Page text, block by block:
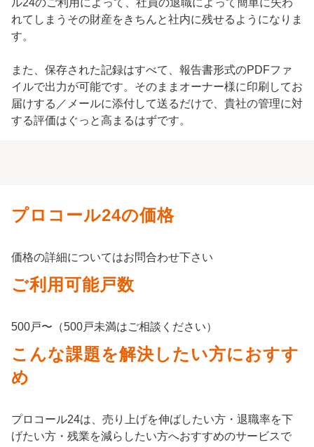
ル24のご利用によって、社員の退職によって簡単に失わ
れてしまうその財産をきちんと社内に残せるようになりま
す。
また、保存された記録はすべて、報告書形式のPDFファ
イルで出力が可能です。そのままオーナー様に印刷してお
届けする／メールに添付して送るだけで、貴社の管理に対
する評価はぐっと高まるはずです。
プロコール24の価格
価格の詳細についてはお問合わせ下さい
ご利用可能戸数
500戸〜（500戸未満はご相談ください）
こんな課題を解決したい方におすす
め
プロコール24は、売り上げを伸ばしたい方・退職率を下
げたい方・残業を減らしたい方へおすすめのサービスで